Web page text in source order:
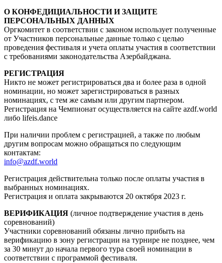
О КОНФЕДИЦИАЛЬНОСТИ И ЗАЩИТЕ
ПЕРСОНАЛЬНЫХ ДАННЫХ
Оргкомитет в соответствии с законом использует полученные
от Участников персональные данные только с целью
проведения фестиваля и учета оплаты участия в соответствии
с требованиями законодательства Азербайджана.
РЕГИСТРАЦИЯ
Никто не может регистрироваться два и более раза в одной
номинации, но может зарегистрироваться в разных
номинациях, с тем же самым или другим партнером.
Регистрация на Чемпионат осуществляется на сайте azdf.world
либо lifeis.dance
При наличии проблем с регистрацией, а также по любым
другим вопросам можно обращаться по следующим
контактам:
info@azdf.world
Регистрация действительна только после оплаты участия в
выбранных номинациях.
Регистрация и оплата закрываются 20 октября 2023 г.
ВЕРИФИКАЦИЯ (личное подтверждение участия в день
соревнований)
Участники соревнований обязаны лично прибыть на
верификацию в зону регистрации на турнире не позднее, чем
за 30 минут до начала первого тура своей номинации в
соответствии с программой фестиваля.